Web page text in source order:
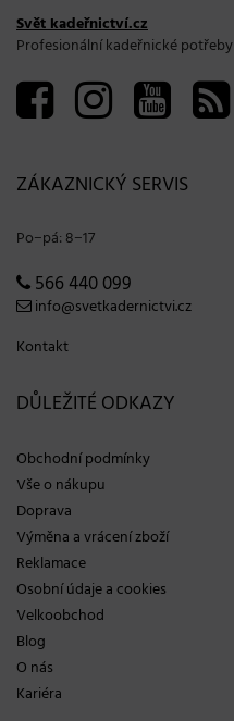
Svět kadeřnictví.cz
Profesionální kadeřnické potřeby
ZÁKAZNICKÝ SERVIS
Po−pá: 8−17
566 440 099
info@svetkadernictvi.cz
Kontakt
DŮLEŽITÉ ODKAZY
Obchodní podmínky
Vše o nákupu
Doprava
Výměna a vrácení zboží
Reklamace
Osobní údaje a cookies
Velkoobchod
Blog
O nás
Kariéra